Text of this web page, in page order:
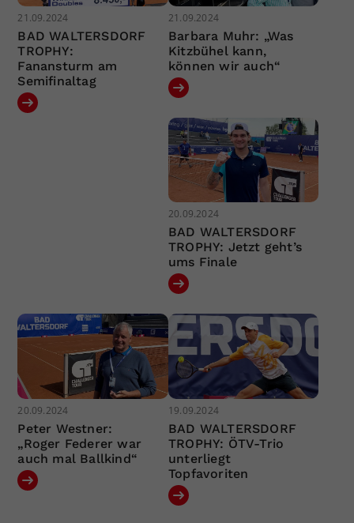
21.09.2024
BAD WALTERSDORF
TROPHY:
Fanansturm am
Semifinaltag
21.09.2024
Barbara Muhr: „Was
Kitzbühel kann,
können wir auch“
20.09.2024
BAD WALTERSDORF
TROPHY: Jetzt geht’s
ums Finale
20.09.2024
Peter Westner:
„Roger Federer war
auch mal Ballkind“
19.09.2024
BAD WALTERSDORF
TROPHY: ÖTV-Trio
unterliegt
Topfavoriten